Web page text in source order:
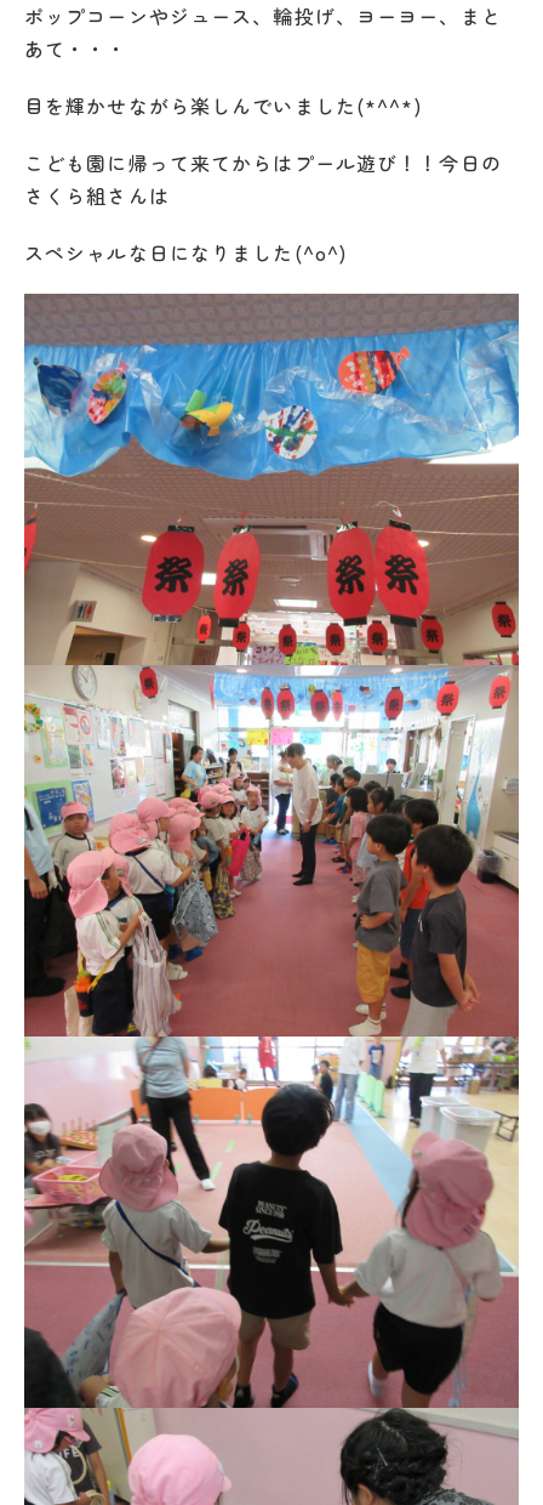
ポップコーンやジュース、輪投げ、ヨーヨー、まと
あて・・・
目を輝かせながら楽しんでいました(*^^*)
こども園に帰って来てからはプール遊び！！今日の
さくら組さんは
スペシャルな日になりました(^o^)